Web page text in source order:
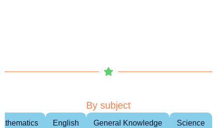
By subject
English General Knowledge Science